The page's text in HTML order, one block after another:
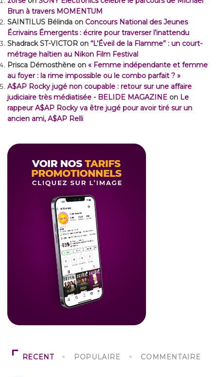
Brun à travers MOMENTUM
SAINTILUS Bélinda on Concours National des Jeunes
Écrivains Émergents : écrire pour traverser l’inattendu
Shadrack ST-VICTOR on “L’Éveil de la Flamme” : un court-
métrage haïtien au Nikon Film Festival
Prisca Démosthène on « Femme indépendante et femme
au foyer : la rime impossible ou le combo parfait ? »
A$AP Rocky jugé non coupable : retour sur une affaire
judiciaire très médiatisée - BELIDE MAGAZINE on Le
rappeur A$AP Rocky va être jugé pour avoir tiré sur un
ancien ami, A$AP Relli
RECENT POPULAIRE COMMENTAIRE